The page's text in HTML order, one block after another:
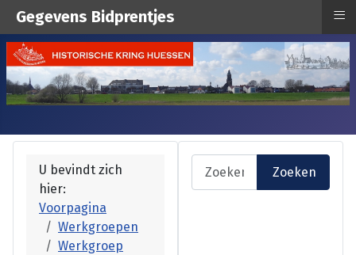
U bevindt zich
hier:
Voorpagina
Werkgroepen
Werkgroep
Zoeken
Zoeken
Gegevens Bidprentjes ≡